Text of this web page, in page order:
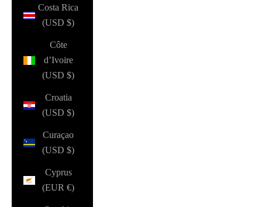
Costa Rica
(USD $)
Côte
d’Ivoire
(USD $)
Croatia
(USD $)
Curaçao
(USD $)
Cyprus
(EUR €)